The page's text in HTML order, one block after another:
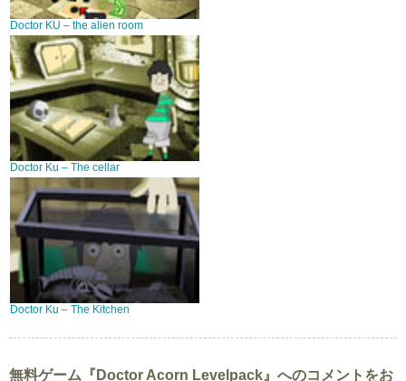
Doctor KU – the alien room
Doctor Ku – The cellar
Doctor Ku – The Kitchen
無料ゲーム『Doctor Acorn Levelpack』へのコメントをお